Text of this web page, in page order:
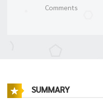
Comments
SUMMARY